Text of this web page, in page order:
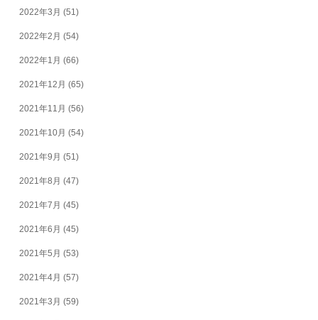
2022年3月 (51)
2022年2月 (54)
2022年1月 (66)
2021年12月 (65)
2021年11月 (56)
2021年10月 (54)
2021年9月 (51)
2021年8月 (47)
2021年7月 (45)
2021年6月 (45)
2021年5月 (53)
2021年4月 (57)
2021年3月 (59)